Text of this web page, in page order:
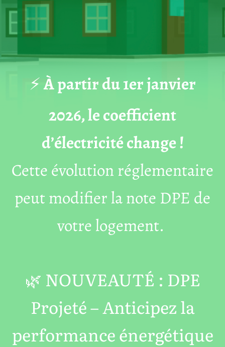
⚡À partir du 1er janvier
2026, le coefficient
d’électricité change !
Cette évolution réglementaire
peut modifier la note DPE de
votre logement.
🌿 NOUVEAUTÉ : DPE
Projeté – Anticipez la
performance énergétique